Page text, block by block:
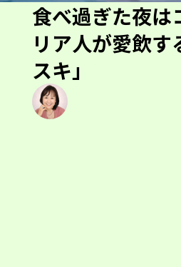
食べ過ぎた夜は
リア人が愛飲す
スキ」